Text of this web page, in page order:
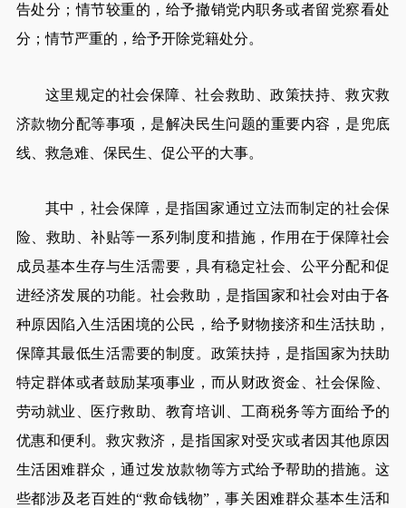
告处分；情节较重的，给予撤销党内职务或者留党察看处
分；情节严重的，给予开除党籍处分。
这里规定的社会保障、社会救助、政策扶持、救灾救
济款物分配等事项，是解决民生问题的重要内容，是兜底
线、救急难、保民生、促公平的大事。
其中，社会保障，是指国家通过立法而制定的社会保
险、救助、补贴等一系列制度和措施，作用在于保障社会
成员基本生存与生活需要，具有稳定社会、公平分配和促
进经济发展的功能。社会救助，是指国家和社会对由于各
种原因陷入生活困境的公民，给予财物接济和生活扶助，
保障其最低生活需要的制度。政策扶持，是指国家为扶助
特定群体或者鼓励某项事业，而从财政资金、社会保险、
劳动就业、医疗救助、教育培训、工商税务等方面给予的
优惠和便利。救灾救济，是指国家对受灾或者因其他原因
生活困难群众，通过发放款物等方式给予帮助的措施。这
些都涉及老百姓的“救命钱物”，事关困难群众基本生活和